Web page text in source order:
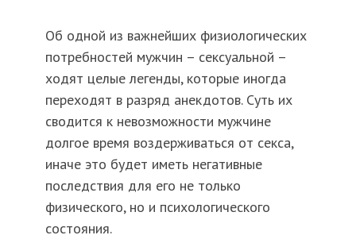
Об одной из важнейших физиологических
потребностей мужчин – сексуальной –
ходят целые легенды, которые иногда
переходят в разряд анекдотов. Суть их
сводится к невозможности мужчине
долгое время воздерживаться от секса,
иначе это будет иметь негативные
последствия для его не только
физического, но и психологического
состояния.